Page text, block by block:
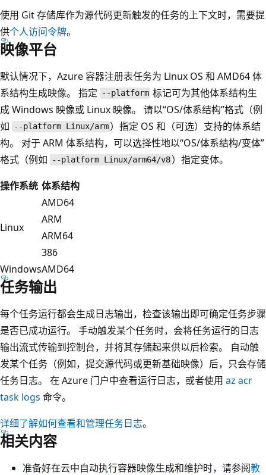
使用 Git 存储库作为源代码更新触发的任务的上下文时，需要提
供个人访问令牌。
映像平台
默认情况下，Azure 容器注册表任务为 Linux OS 和 AMD64 体
系结构生成映像。 指定
--platform 标记可为其他体系结构生
成 Windows 映像或 Linux 映像。 请以“OS/体系结构”格式（例
如
--platform Linux/arm ）指定 OS 和（可选）支持的体系结
构。
对于 ARM 体系结构，可以选择性地以“OS/体系结构/变体”
格式（例如
--platform Linux/arm64/v8 ）指定变体。
操作系统 体系结构
Linux
AMD64
ARM
ARM64
386
WindowsAMD64
任务输出
每个任务运行都会生成日志输出，检查该输出即可确定任务步骤
是否已成功运行。 手动触发某个任务时，会将任务运行的日志
输出流式传输到控制台，并将其存储起来供以后检索。 自动触
发某个任务（例如，提交源代码或更新基础映像）后，只会存储
任务日志。 在 Azure 门户中查看运行日志，或者使用 az acr
task logs 命令。
详细了解如何查看和管理任务日志。
相关内容
准备好在云中自动执行容器映像生成和维护时，请参阅教